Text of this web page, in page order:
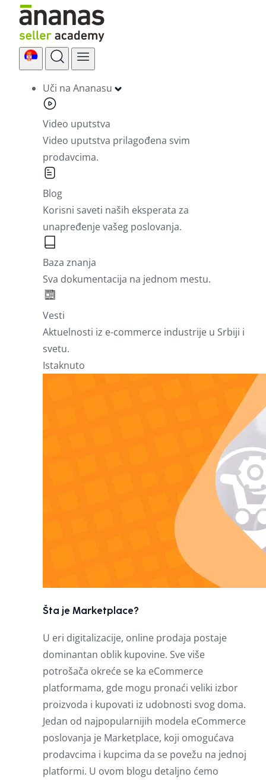
Skip
content
Uči na Ananasu
Video uputstva
Video uputstva prilagođena svim
prodavcima.
Blog
Korisni saveti naših eksperata za
unapređenje vašeg poslovanja.
Baza znanja
Sva dokumentacija na jednom mestu.
Vesti
Aktuelnosti iz e-commerce industrije u Srbiji i
svetu.
Istaknuto
Šta je Marketplace?
U eri digitalizacije, online prodaja postaje
dominantan oblik kupovine. Sve više
potrošača okreće se ka eCommerce
platformama, gde mogu pronaći veliki izbor
proizvoda i kupovati iz udobnosti svog doma.
Jedan od najpopularnijih modela eCommerce
poslovanja je Marketplace, koji omogućava
prodavcima i kupcima da se povežu na jednoj
platformi. U ovom blogu detaljno ćemo